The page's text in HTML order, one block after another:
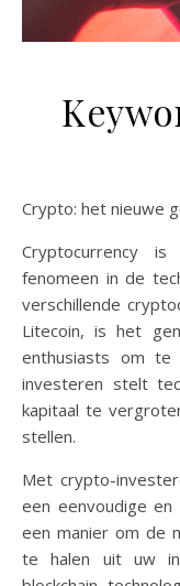
Crypto: het nieuwe
Cryptocurrency
fenomeen in de
verschillende
Litecoin, is het
enthusiasts om te
investeren stelt
kapitaal te
stellen.
Met crypto-
een eenvoudige
een manier om de
te halen uit uw